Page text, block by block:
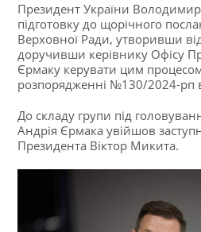
Президент України
підготовку до щорічного
Верховної Ради, утворивши
доручивши керівнику Офісу
Єрмаку керувати цим
розпорядженні №130/2024-рп
До складу групи під
Андрія Єрмака увійшов
Президента Віктор Микита.